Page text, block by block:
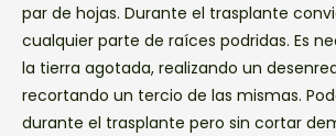
par de hojas. Durante el trasplante
cualquier parte de raíces podridas. Es
la tierra agotada, realizando un
recortando un tercio de las mismas.
durante el trasplante pero sin cortar